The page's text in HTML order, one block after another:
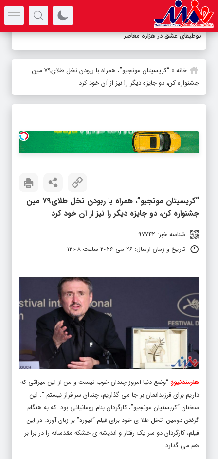
بوطیقای عشق در هزاره معاصر
خانه»
“کریسیتان مونجیو”، همراه با ربودن نخل طلای۷۹ مین
جشنواره کن، دو جایزه دیگر را نیز از آن خود کرد
“کریسیتان مونجیو”، همراه با ربودن نخل طلای۷۹ مین
جشنواره کن، دو جایزه دیگر را نیز از آن خود کرد
شناسه خبر: 97742
تاریخ و زمان ارسال: 26 می 2026 ساعت 12:08
هنرمندنیوز: “وضع دنیا امروز چندان خوب نیست و من از این میراثی که
داریم برای قرزندانمان بر جا می گذاریم، چندان سرافراز نیستم “. این
سخنان “کربستیان مونجیو”، کارگردان بنام رومانیائی بود که به هنگام
گرفتن دومین تخل طلا ی خود برای فیلم “فیورد” بر زبان آورد. در این
فیلم، کارگردان دو سر یک رفتار و اندیشه ی خشکه مقدسانه را در برا بر
هم می گذارد.